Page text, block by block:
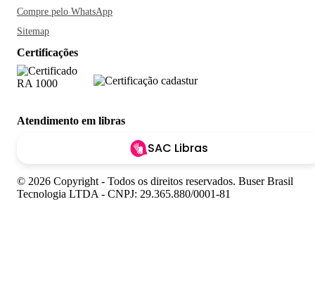
Compre pelo WhatsApp
Sitemap
Certificações
Atendimento em libras
SAC Libras
© 2026 Copyright - Todos os direitos reservados. Buser Brasil
Tecnologia LTDA - CNPJ: 29.365.880/0001-81